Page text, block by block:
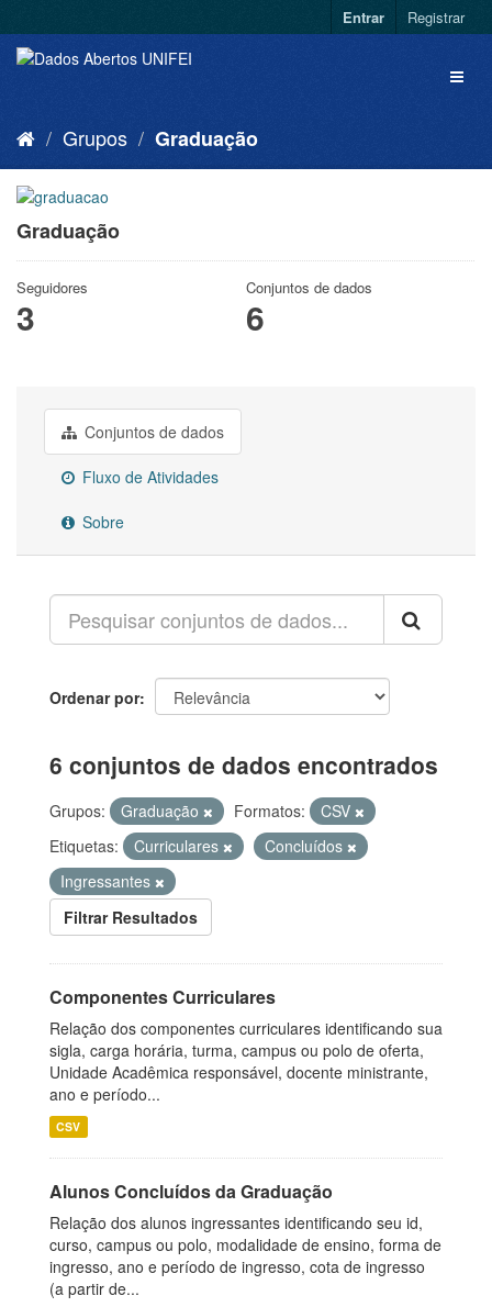
Entrar Registrar
Grupos Graduação
Graduação
Seguidores
3
Conjuntos de dados
6
Conjuntos de dados
Fluxo de Atividades
Sobre
Ordenar por
6 conjuntos de dados encontrados
Grupos: Graduação Formatos:
CSV
Etiquetas:
Curriculares
Concluídos
Ingressantes
Filtrar Resultados
Componentes Curriculares
Relação dos componentes curriculares identificando sua
sigla, carga horária, turma, campus ou polo de oferta,
Unidade Acadêmica responsável, docente ministrante,
ano e período...
CSV
Alunos Concluídos da Graduação
Relação dos alunos ingressantes identificando seu id,
curso, campus ou polo, modalidade de ensino, forma de
ingresso, ano e período de ingresso, cota de ingresso
(a partir de...